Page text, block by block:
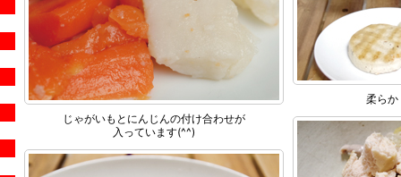
じゃがいもとにんじんの付け合わせが
入っています(^^)
柔らか